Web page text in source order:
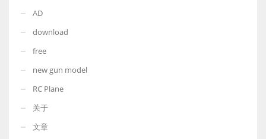
AD
download
free
new gun model
RC Plane
关于
文章